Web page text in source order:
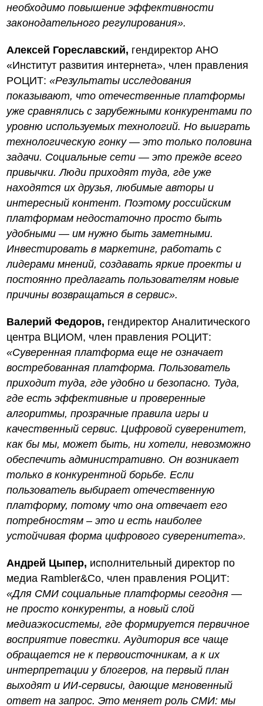
необходимо повышение эффективности
законодательного регулирования».
Алексей Гореславский, гендиректор АНО
«Институт развития интернета», член правления
РОЦИТ:«Результаты исследования
показывают, что отечественные платформы
уже сравнялись с зарубежными конкурентами по
уровню используемых технологий. Но выиграть
технологическую гонку — это только половина
задачи. Социальные сети — это прежде всего
привычки. Люди приходят туда, где уже
находятся их друзья, любимые авторы и
интересный контент. Поэтому российским
платформам недостаточно просто быть
удобными — им нужно быть заметными.
Инвестировать в маркетинг, работать с
лидерами мнений, создавать яркие проекты и
постоянно предлагать пользователям новые
причины возвращаться в сервис».
Валерий Федоров, гендиректор Аналитического
центра ВЦИОМ, член правления РОЦИТ:
«Суверенная платформа еще не означает
востребованная платформа. Пользователь
приходит туда, где удобно и безопасно. Туда,
где есть эффективные и проверенные
алгоритмы, прозрачные правила игры и
качественный сервис. Цифровой суверенитет,
как бы мы, может быть, ни хотели, невозможно
обеспечить административно. Он возникает
только в конкурентной борьбе. Если
пользователь выбирает отечественную
платформу, потому что она отвечает его
потребностям – это и есть наиболее
устойчивая форма цифрового суверенитета».
Андрей Цыпер, исполнительный директор по
медиа Rambler&Co, член правления РОЦИТ:
«Для СМИ социальные платформы сегодня —
не просто конкуренты, а новый слой
медиаэкосистемы, где формируется первичное
восприятие повестки. Аудитория все чаще
обращается не к первоисточникам, а к их
интерпретации у блогеров, на первый план
выходят и ИИ-сервисы, дающие мгновенный
ответ на запрос. Это меняет роль СМИ: мы